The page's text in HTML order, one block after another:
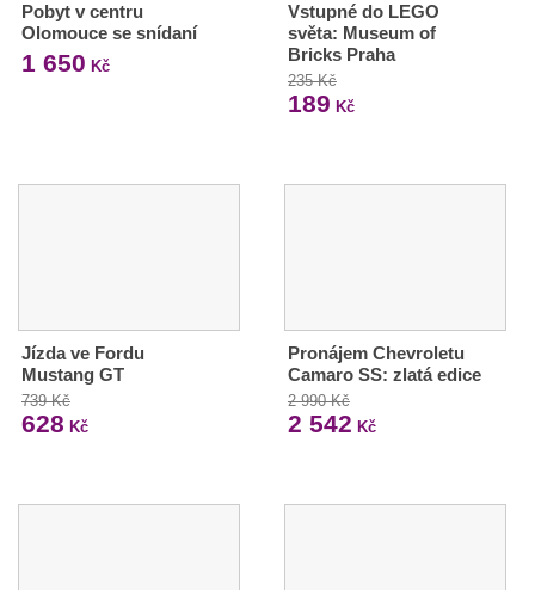
Pobyt v centru
Olomouce se snídaní
1 650 Kč
Vstupné do LEGO
světa: Museum of
Bricks Praha
235 Kč
189 Kč
Jízda ve Fordu
Mustang GT
739 Kč
628 Kč
Pronájem Chevroletu
Camaro SS: zlatá edice
2 990 Kč
2 542 Kč